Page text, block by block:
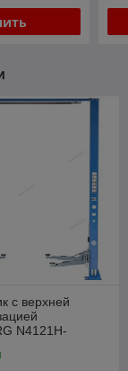
с верхней
N4121H-